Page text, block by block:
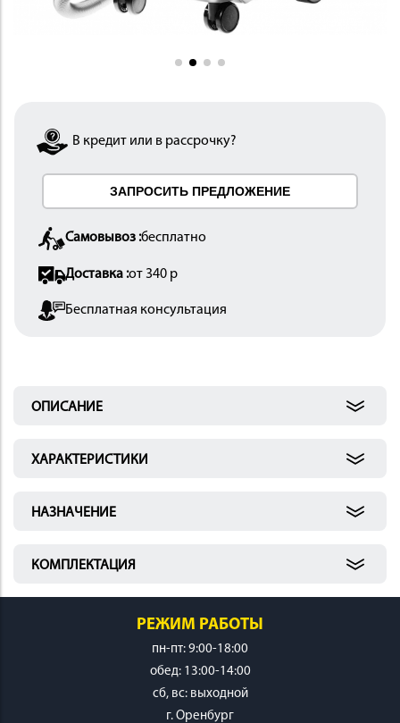
ОСНАСТКА
В кредит или в рассрочку?
ЗАПРОСИТЬ ПРЕДЛОЖЕНИЕ
Самовывоз :бесплатно
Доставка :от 340 р
Бесплатная консультация
ОПИСАНИЕ
ХАРАКТЕРИСТИКИ
НАЗНАЧЕНИЕ
КОМПЛЕКТАЦИЯ
РЕЖИМ РАБОТЫ
пн-пт: 9:00-18:00
обед: 13:00-14:00
cб, вс: выходной
г. Оренбург